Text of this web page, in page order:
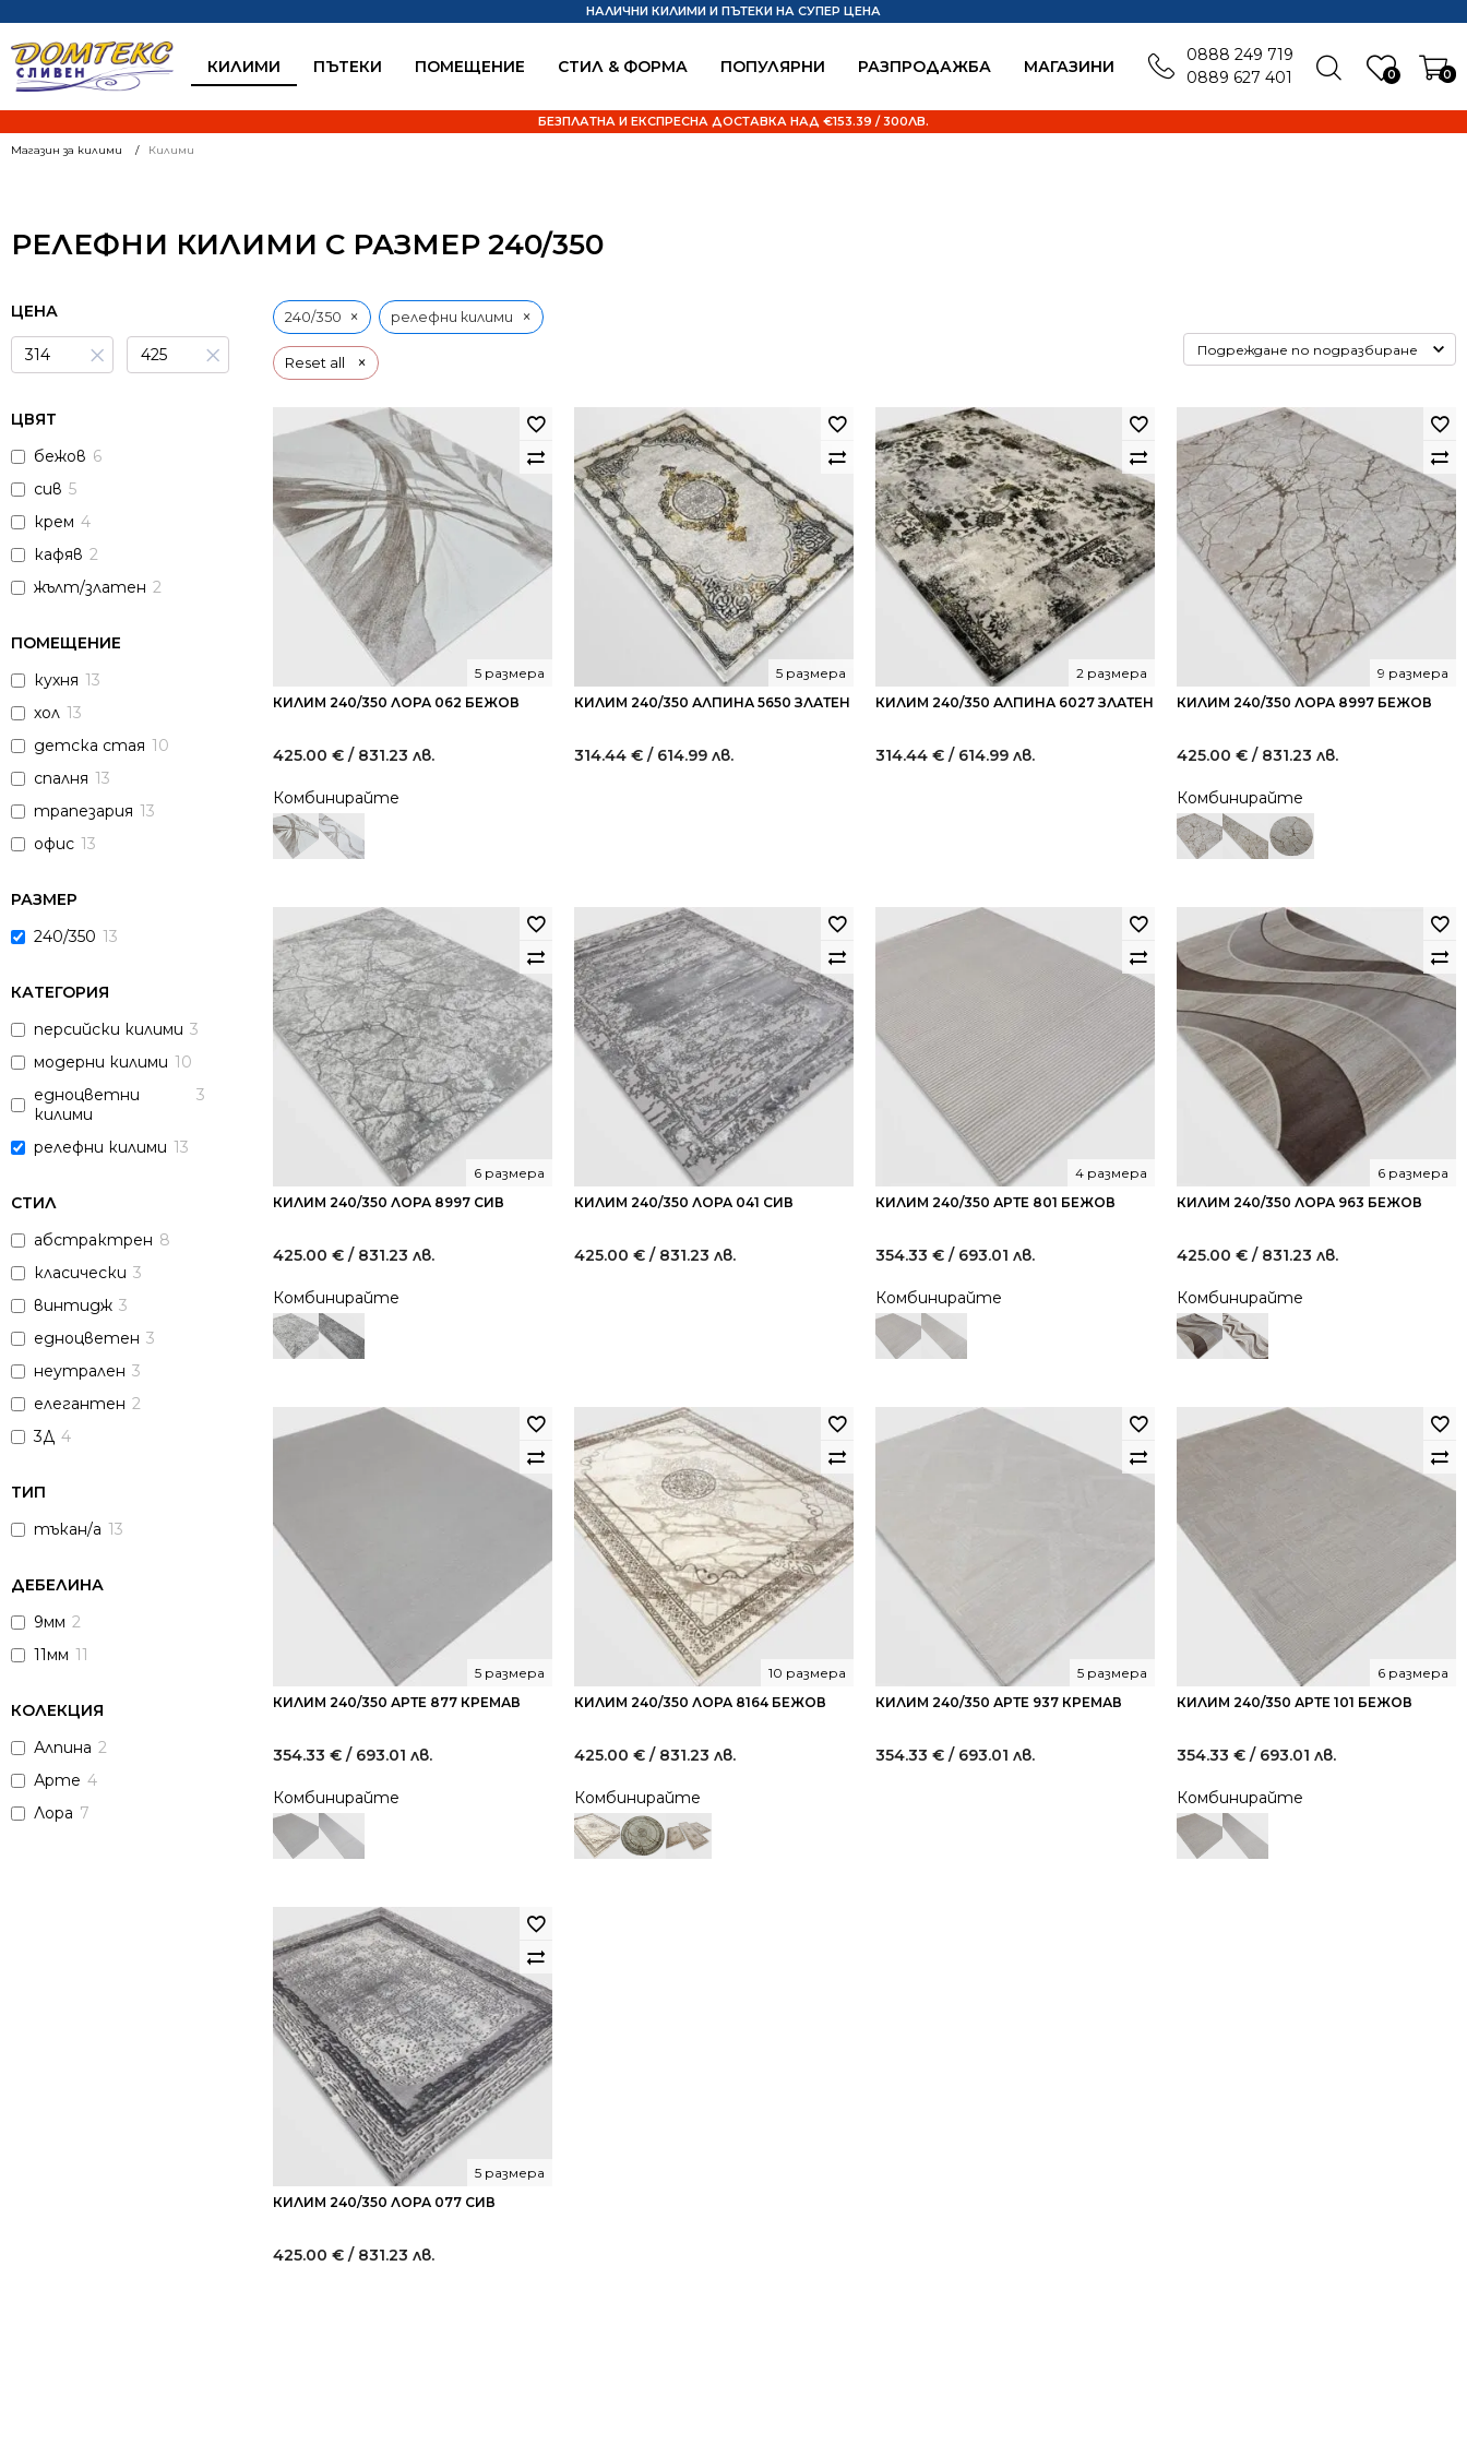
КИЛИМИ ПЪТЕКИ ПОМЕЩЕНИЕ СТИЛ & ФОРМА ПОПУЛЯРНИ РАЗПРОДАЖБА MАГАЗИНИ 0 0
НАЛИЧНИ КИЛИМИ И ПЪТЕКИ НА СУПЕР ЦЕНА
БЕЗПЛАТНА И ЕКСПРЕСНА ДОСТАВКА НАД €153.39 / 300ЛВ.
0888 249 719
0889 627 401
Магазин за килими Килими
РЕЛЕФНИ КИЛИМИ С РАЗМЕР 240/350
ЦЕНА
× ×
ЦВЯТ
бежов 6
сив 5
крем 4
кафяв 2
жълт/златен 2
ПОМЕЩЕНИЕ
кухня 13
хол 13
детска стая 10
спалня 13
трапезария 13
офис 13
РАЗМЕР
240/350 13
КАТЕГОРИЯ
персийски килими 3
модерни килими 10
едноцветни
килими
3
релефни килими 13
СТИЛ
абстрактрен 8
класически 3
винтидж 3
едноцветен 3
неутрален 3
елегантен 2
3Д 4
ТИП
тъкан/а 13
ДЕБЕЛИНА
9мм 2
11мм 11
КОЛЕКЦИЯ
Алпина 2
Арте 4
Лора 7
Reset all ×
240/350 × релефни килими ×
КИЛИМ 240/350 ЛОРА 062 БЕЖОВ
5 размера
425.00 € / 831.23 лв.
Комбинирайте
КИЛИМ 240/350 АЛПИНА 5650 ЗЛАТЕН
5 размера
314.44 € / 614.99 лв.
КИЛИМ 240/350 АЛПИНА 6027 ЗЛАТЕН
2 размера
314.44 € / 614.99 лв.
КИЛИМ 240/350 ЛОРА 8997 БЕЖОВ
9 размера
425.00 € / 831.23 лв.
Комбинирайте
КИЛИМ 240/350 ЛОРА 8997 СИВ
6 размера
425.00 € / 831.23 лв.
Комбинирайте
КИЛИМ 240/350 ЛОРА 041 СИВ
425.00 € / 831.23 лв.
КИЛИМ 240/350 АРТЕ 801 БЕЖОВ
4 размера
354.33 € / 693.01 лв.
Комбинирайте
КИЛИМ 240/350 ЛОРА 963 БЕЖОВ
6 размера
425.00 € / 831.23 лв.
Комбинирайте
КИЛИМ 240/350 АРТЕ 877 КРЕМАВ
5 размера
354.33 € / 693.01 лв.
Комбинирайте
КИЛИМ 240/350 ЛОРА 8164 БЕЖОВ
10 размера
425.00 € / 831.23 лв.
Комбинирайте
КИЛИМ 240/350 АРТЕ 937 КРЕМАВ
5 размера
354.33 € / 693.01 лв.
КИЛИМ 240/350 АРТЕ 101 БЕЖОВ
6 размера
354.33 € / 693.01 лв.
Комбинирайте
КИЛИМ 240/350 ЛОРА 077 СИВ
5 размера
425.00 € / 831.23 лв.